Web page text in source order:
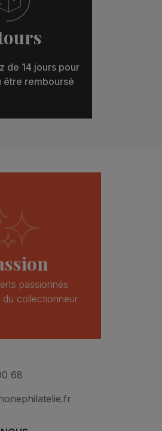
de 14 jours pour
être remboursé
passionnés
du collectionneur
68